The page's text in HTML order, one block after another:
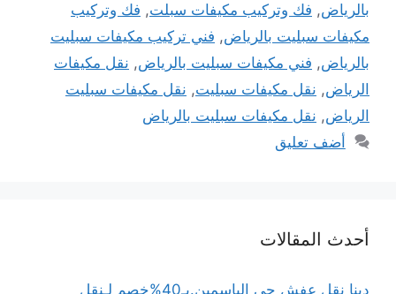
بالرياض, فك وتركيب مكيفات سبلت, فك وتركيب
مكيفات سبليت بالرياض, فني تركيب مكيفات سبليت
بالرياض, فني مكيفات سبليت بالرياض, نقل مكيفات
الرياض, نقل مكيفات سبليت, نقل مكيفات سبليت
الرياض, نقل مكيفات سبليت بالرياض
أضف تعليق
أحدث المقالات
دينا نقل عفش حي الياسمين.بـ40%خصم لـنقل